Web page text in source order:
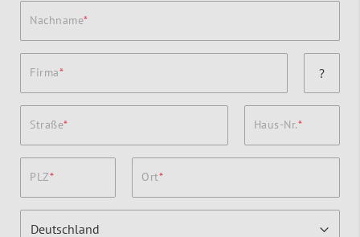
Nachname
Firma ?
Straße Haus-Nr.
PLZ Ort